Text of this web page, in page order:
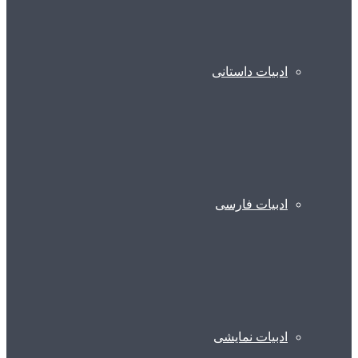
ادبیات داستانی
ادبیات فارسی
ادبیات نمایشی